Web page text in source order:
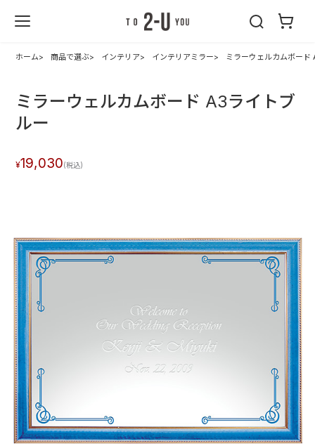
ホーム 商品で選ぶ インテリア インテリアミラー ミラーウェルカムボード
ミラーウェルカムボード A3ライトブ
ルー
19,030